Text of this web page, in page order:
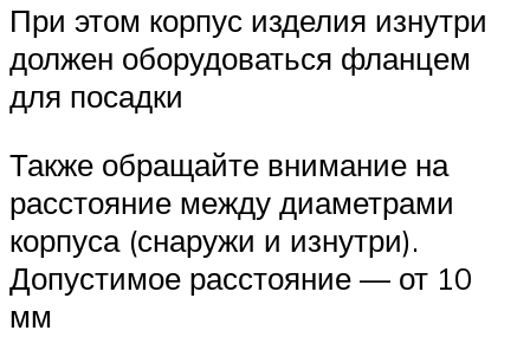
При этом корпус изделия изнутри
должен оборудоваться фланцем
для посадки
Также обращайте внимание на
расстояние между диаметрами
корпуса (снаружи и изнутри).
Допустимое расстояние — от 10
мм